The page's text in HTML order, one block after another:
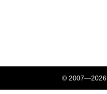
© 2007—2026